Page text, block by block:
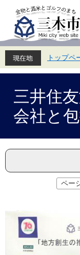
先
頭
す。
を
飛
し
トップペ
三井住
会社と
ペー